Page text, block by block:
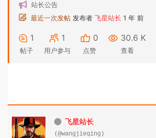
站长公告
最近一次发帖 发布者 飞星站长 1 年 前
1
帖子
1
用户参与
0
点赞
30.6 K
查看
飞星站长
(@wangjieqing)